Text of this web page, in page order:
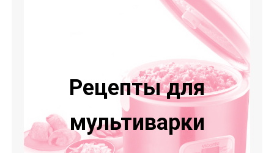
Рецепты для
мультиварки